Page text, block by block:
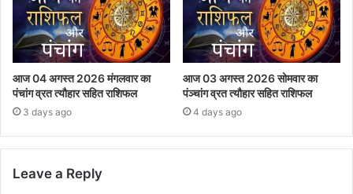
आज 04 अगस्त 2026 मंगलवार का
पंचांग व्रत त्यौहार सहित राशिफल
3 days ago
आज 03 अगस्त 2026 सोमवार का
पंञ्चांग व्रत त्यौहार सहित राशिफल
4 days ago
Leave a Reply